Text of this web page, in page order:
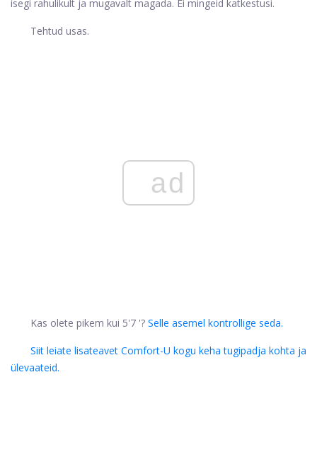
isegi rahulikult ja mugavalt magada. Ei mingeid katkestusi.
Tehtud usas.
ad
Kas olete pikem kui 5'7 '? Selle asemel kontrollige seda.
Siit leiate lisateavet Comfort-U kogu keha tugipadja kohta ja
ülevaateid.